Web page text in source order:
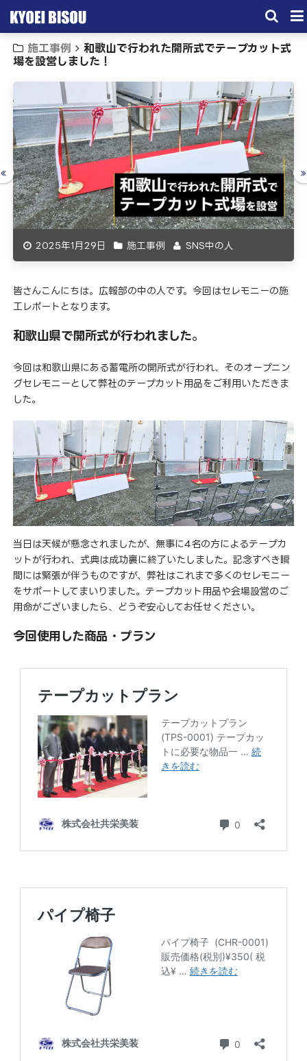
サービス
取引実績
施工実績
会社概要
お問い合わせ
施工事例
和歌山で行われた開所式でテープカット式
場を設営しました！
2025年1月29日 施工事例 SNS中の人
皆さんこんにちは。広報部の中の人です。今回はセレモニーの施
工レポートとなります。
和歌山県で開所式が行われました。
今回は和歌山県にある蓄電所の開所式が行われ、そのオープニン
グセレモニーとして弊社のテープカット用品をご利用いただきま
した。
当日は天候が懸念されましたが、無事に4名の方によるテープカ
ットが行われ、式典は成功裏に終了いたしました。記念すべき瞬
間には緊張が伴うものですが、弊社はこれまで多くのセレモニー
をサポートしてまいりました。テープカット用品や会場設営のご
用命がございましたら、どうぞ安心してお任せください。
今回使用した商品・プラン